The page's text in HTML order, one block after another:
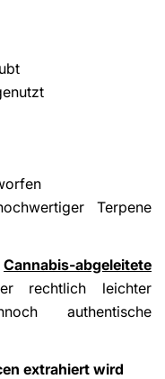
Terpene
Cannabis-abgeleitete
rechtlich leichter
authentische
extrahiert wird